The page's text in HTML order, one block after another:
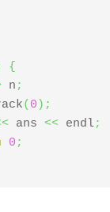
{
n ;
( 0 ) ;
ans << endl;
0 ;